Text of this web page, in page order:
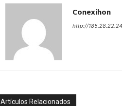
Conexihon
http://
Artículos Relacionados